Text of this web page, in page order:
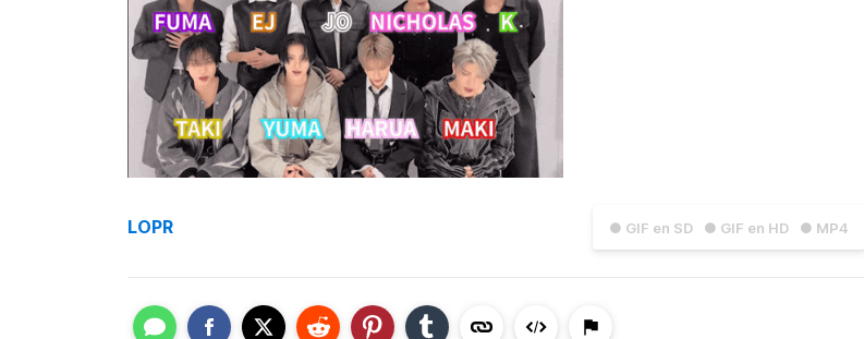
● GIF en SD ● GIF en HD ● MP4
LOPR